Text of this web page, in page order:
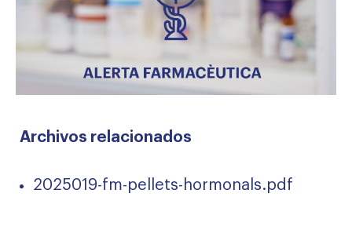
Archivos relacionados
2025019-fm-pellets-hormonals.pdf